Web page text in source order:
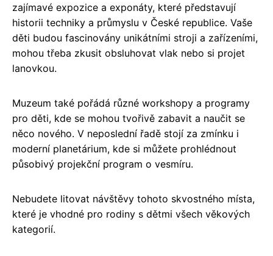
zajímavé expozice a exponáty, které představují
historii techniky a průmyslu v České republice. Vaše
děti budou fascinovány unikátními stroji a zařízeními,
mohou třeba zkusit obsluhovat vlak nebo si projet
lanovkou.
Muzeum také pořádá různé workshopy a programy
pro děti, kde se mohou tvořivě zabavit a naučit se
něco nového. V neposlední řadě stojí za zmínku i
moderní planetárium, kde si můžete prohlédnout
působivý projekční program o vesmíru.
Nebudete litovat návštěvy tohoto skvostného místa,
které je vhodné pro rodiny s dětmi všech věkových
kategorií.